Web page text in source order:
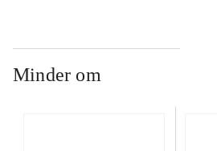
Minder om